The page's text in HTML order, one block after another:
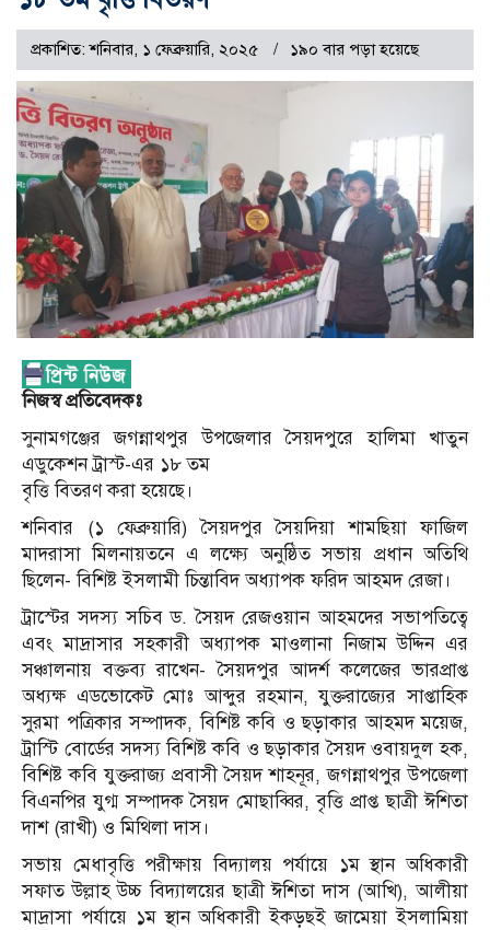
প্রকাশিত: শনিবার, ১ ফেব্রুয়ারি, ২০২৫ ১৯০ বার পড়া হয়েছে
নিজস্ব প্রতিবেদকঃ
সুনামগঞ্জের জগন্নাথপুর উপজেলার সৈয়দপুরে হালিমা খাতুন
এডুকেশন ট্রাস্ট-এর ১৮ তম
বৃত্তি বিতরণ করা হয়েছে।
শনিবার (১ ফেব্রুয়ারি) সৈয়দপুর সৈয়দিয়া শামছিয়া ফাজিল
মাদরাসা মিলনায়তনে এ লক্ষ্যে অনুষ্ঠিত সভায় প্রধান অতিথি
ছিলেন- বিশিষ্ট ইসলামী চিন্তাবিদ অধ্যাপক ফরিদ আহমদ রেজা।
ট্রাস্টের সদস্য সচিব ড. সৈয়দ রেজওয়ান আহমদের সভাপতিত্বে
এবং মাদ্রাসার সহকারী অধ্যাপক মাওলানা নিজাম উদ্দিন এর
সঞ্চালনায় বক্তব্য রাখেন- সৈয়দপুর আদর্শ কলেজের ভারপ্রাপ্ত
অধ্যক্ষ এডভোকেট মোঃ আব্দুর রহমান, যুক্তরাজ্যের সাপ্তাহিক
সুরমা পত্রিকার সম্পাদক, বিশিষ্ট কবি ও ছড়াকার আহমদ ময়েজ,
ট্রাস্টি বোর্ডের সদস্য বিশিষ্ট কবি ও ছড়াকার সৈয়দ ওবায়দুল হক,
বিশিষ্ট কবি যুক্তরাজ্য প্রবাসী সৈয়দ শাহনূর, জগন্নাথপুর উপজেলা
বিএনপির যুগ্ম সম্পাদক সৈয়দ মোছাব্বির, বৃত্তি প্রাপ্ত ছাত্রী ঈশিতা
দাশ (রাখী) ও মিথিলা দাস।
সভায় মেধাবৃত্তি পরীক্ষায় বিদ্যালয় পর্যায়ে ১ম স্থান অধিকারী
সফাত উল্লাহ উচ্চ বিদ্যালয়ের ছাত্রী ঈশিতা দাস (আখি), আলীয়া
মাদ্রাসা পর্যায়ে ১ম স্থান অধিকারী ইকড়ছই জামেয়া ইসলামিয়া